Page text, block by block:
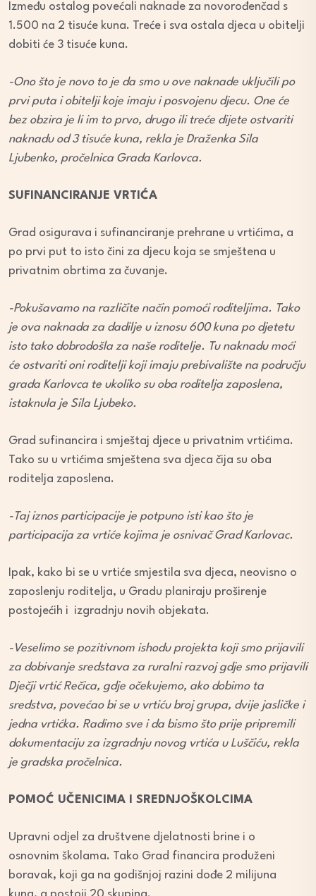
Između ostalog povećali naknade za novorođenčad s
1.500 na 2 tisuće kuna. Treće i sva ostala djeca u obitelji
dobiti će 3 tisuće kuna.
-Ono što je novo to je da smo u ove naknade uključili po
prvi puta i obitelji koje imaju i posvojenu djecu. One će
bez obzira je li im to prvo, drugo ili treće dijete ostvariti
naknadu od 3 tisuće kuna, rekla je Draženka Sila
Ljubenko, pročelnica Grada Karlovca.
SUFINANCIRANJE VRTIĆA
Grad osigurava i sufinanciranje prehrane u vrtićima, a
po prvi put to isto čini za djecu koja se smještena u
privatnim obrtima za čuvanje.
-Pokušavamo na različite način pomoći roditeljima. Tako
je ova naknada za dadilje u iznosu 600 kuna po djetetu
isto tako dobrodošla za naše roditelje. Tu naknadu moći
će ostvariti oni roditelji koji imaju prebivalište na području
grada Karlovca te ukoliko su oba roditelja zaposlena,
istaknula je Sila Ljubeko.
Grad sufinancira i smještaj djece u privatnim vrtićima.
Tako su u vrtićima smještena sva djeca čija su oba
roditelja zaposlena.
-Taj iznos participacije je potpuno isti kao što je
participacija za vrtiće kojima je osnivač Grad Karlovac.
Ipak, kako bi se u vrtiće smjestila sva djeca, neovisno o
zaposlenju roditelja, u Gradu planiraju proširenje
postojećih i izgradnju novih objekata.
-Veselimo se pozitivnom ishodu projekta koji smo prijavili
za dobivanje sredstava za ruralni razvoj gdje smo prijavili
Dječji vrtić Rečica, gdje očekujemo, ako dobimo ta
sredstva, povećao bi se u vrtiću broj grupa, dvije jasličke i
jedna vrtićka. Radimo sve i da bismo što prije pripremili
dokumentaciju za izgradnju novog vrtića u Luščiću, rekla
je gradska pročelnica.
POMOĆ UČENICIMA I SREDNJOŠKOLCIMA
Upravni odjel za društvene djelatnosti brine i o
osnovnim školama. Tako Grad financira produženi
boravak, koji ga na godišnjoj razini dođe 2 milijuna